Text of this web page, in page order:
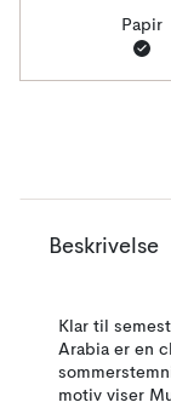
Papir
Beskrivelse
Klar til
Arabia er en
motiv viser